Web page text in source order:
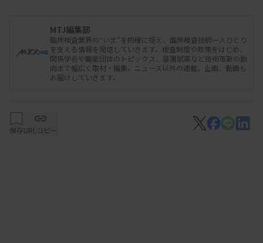
MTJ編集部
臨床検査業界の“いま”を的確に捉え、臨床検査技師一人ひとり
を支える情報を発信していきます。検査制度や政策をはじめ、
関係学会や職能団体のトピックス、装置試薬など技術革新の動
向まで幅広く取材・編集。ニュース以外の連載、企画、動画も
お届けしていきます。
保存URLコピー